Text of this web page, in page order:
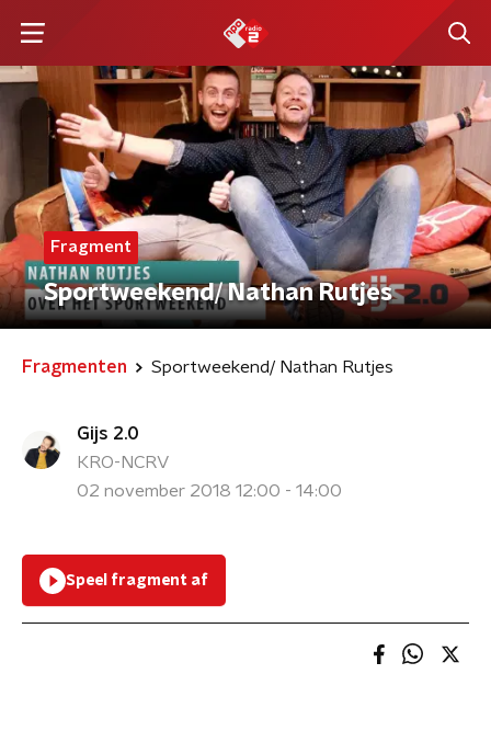
Fragment
Sportweekend/ Nathan Rutjes
Fragmenten Sportweekend/ Nathan Rutjes
Gijs 2.0
KRO-NCRV
02 november 2018 12:00 - 14:00
Speel fragment af